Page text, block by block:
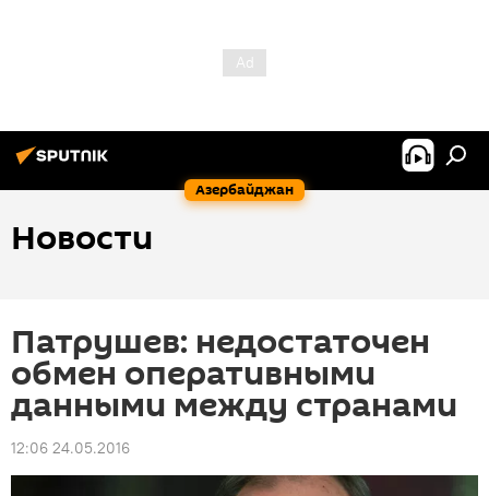
Азербайджан
Новости
Патрушев: недостаточен
обмен оперативными
данными между странами
12:06 24.05.2016